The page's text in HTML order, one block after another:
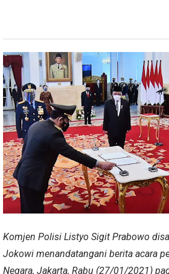
Komjen Polisi Listyo Sigit Prabowo
Jokowi menandatangani berita acara
Negara, Jakarta, Rabu (27/01/2021)